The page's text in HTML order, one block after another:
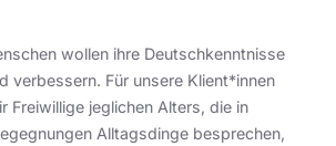
wollen ihre Deutschkenntnisse
verbessern. Für unsere Klient*innen
Freiwillige jeglichen Alters, die in
Alltagsdinge besprechen,